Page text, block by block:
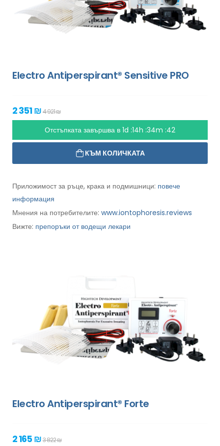
Electro Antiperspirant® Sensitive PRO
2 351 ₪4 921 ₪
Отстъпката завършва в1d :14h :34m :41
КЪМ КОЛИЧКАТА
Приложимост за ръце, крака и подмишници: повече
информация
Мнения на потребителите: www.iontophoresis.reviews
Вижте: препоръки от водещи лекари
Electro Antiperspirant® Forte
2 165 ₪3 822 ₪